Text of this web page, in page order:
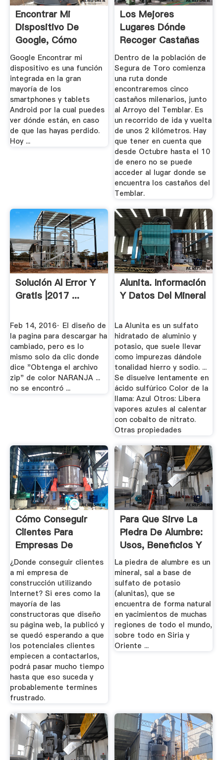
Encontrar Mi
Dispositivo De
Google, Cómo
Activarlo Y ...
Google Encontrar mi
dispositivo es una función
integrada en la gran
mayoría de los
smartphones y tablets
Android por la cual puedes
ver dónde están, en caso
de que las hayas perdido.
Hoy ...
Los Mejores
Lugares Dónde
Recoger Castañas
...
Dentro de la población de
Segura de Toro comienza
una ruta donde
encontraremos cinco
castaños milenarios, junto
al Arroyo del Temblar. Es
un recorrido de ida y vuelta
de unos 2 kilómetros. Hay
que tener en cuenta que
desde Octubre hasta el 10
de enero no se puede
acceder al lugar donde se
encuentra los castaños del
Temblar.
Solución Al Error Y
Gratis |2017 ...
Feb 14, 2016· El diseño de
la pagina para descargar ha
cambiado, pero es lo
mismo solo da clic donde
dice "Obtenga el archivo
zip" de color NARANJA ...
no se encontró ...
Alunita. Información
Y Datos Del Mineral
La Alunita es un sulfato
hidratado de aluminio y
potasio, que suele llevar
como impurezas dándole
tonalidad hierro y sodio. ...
Se disuelve lentamente en
ácido sulfúrico Color de la
llama: Azul Otros: Libera
vapores azules al calentar
con cobalto de nitrato.
Otras propiedades
Cómo Conseguir
Clientes Para
Empresas De
Construcción ...
¿Donde conseguir clientes
a mi empresa de
construcción utilizando
Internet? Si eres como la
mayoría de las
constructoras que diseño
su página web, la publicó y
se quedó esperando a que
los potenciales clientes
empiecen a contactarlos,
podrá pasar mucho tiempo
hasta que eso suceda y
probablemente termines
frustrado.
Para Que Sirve La
Piedra De Alumbre:
Usos, Beneficios Y
...
La piedra de alumbre es un
mineral, sal a base de
sulfato de potasio
(alunitas), que se
encuentra de forma natural
en yacimientos de muchas
regiones de todo el mundo,
sobre todo en Siria y
Oriente ...